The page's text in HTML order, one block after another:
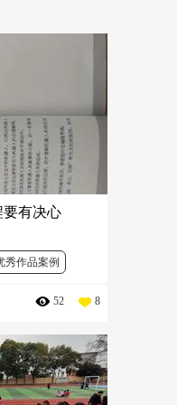
要有决心
秀作品案例
52 8